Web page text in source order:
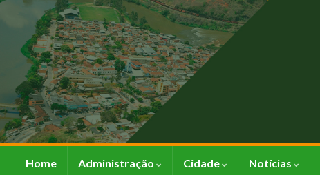
Home Administração Cidade Notícias